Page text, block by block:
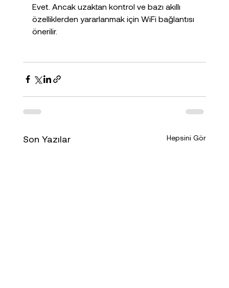
Evet. Ancak uzaktan kontrol ve bazı akıllı
özelliklerden yararlanmak için WiFi bağlantısı
önerilir.
Son Yazılar Hepsini Gör